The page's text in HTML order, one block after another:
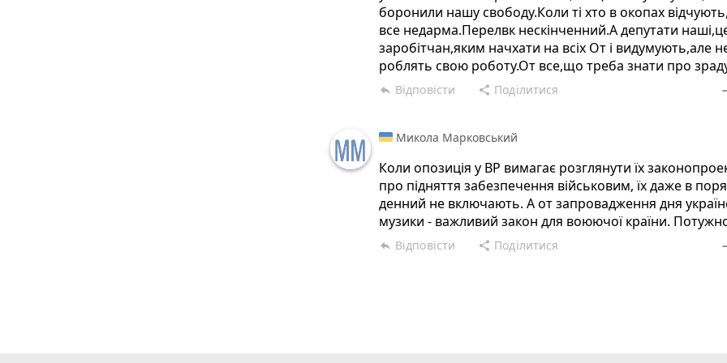
боронили нашу свободу.Коли ті хто в окопах
все недарма.Перелвк нескінченний.А депутати
заробітчан,яким начхати на всіх От і видумують,але
роблять свою роботу.От все,що треба знати про
reply Відповісти share Поділитися
Микола Марковський
Коли опозиція у ВР вимагає розглянути їх
про підняття забезпечення військовим, їх даже в
денний не включають. А от запровадження дня
музики - важливий закон для воюючої країни.
reply Відповісти share Поділитися